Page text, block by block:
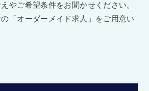
やご希望条件をお聞かせください。
「オーダーメイド求人」をご用意い